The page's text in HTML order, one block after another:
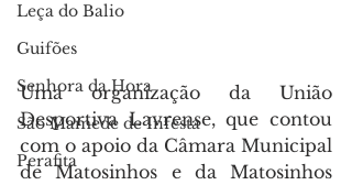
Leça do Balio
Guifões
Senhora da Hora
São Mamede de Infesta
Perafita
Uma organização da União
Desportiva Lavrense, que contou
com o apoio da Câmara Municipal
de Matosinhos e da Matosinhos